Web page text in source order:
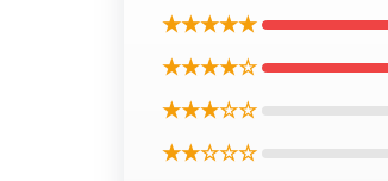
★★★★★
★★★★☆
★★★☆☆
★★☆☆☆